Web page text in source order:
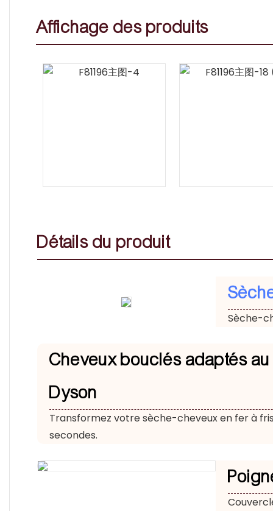
Affichage des produits
Détails du produit
Sèche-
Cheveux bouclés adaptés
Dyson
Transformez votre sèche-cheveux en fer à
secondes.